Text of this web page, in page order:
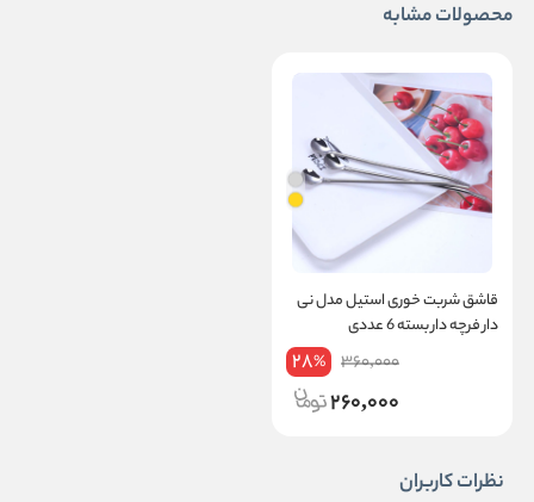
محصولات مشابه
قاشق شربت خوری استیل مدل نی
دار فرچه دار بسته 6 عددی
360,000
28%
260,000
نظرات کاربران